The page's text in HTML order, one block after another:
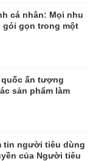
cá nhân: Mọi nhu
gói gọn trong một
quốc ấn tượng
sản phẩm làm
tin người tiêu dùng
của Người tiêu